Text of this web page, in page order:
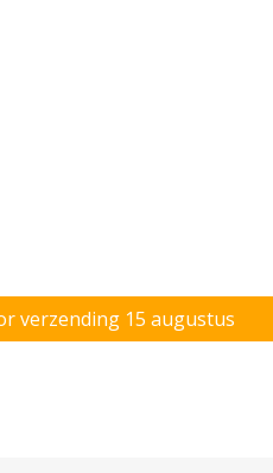
voor kinderen vanaf 2 jaar.